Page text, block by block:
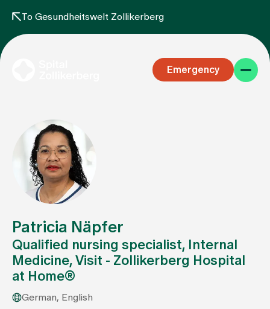
To Gesundheitswelt Zollikerberg
Emergency
Specialist areas
Stay
Team
Assigning
Patricia Näpfer
Qualified nursing specialist, Internal
Medicine, Visit - Zollikerberg Hospital
at Home®
German, English